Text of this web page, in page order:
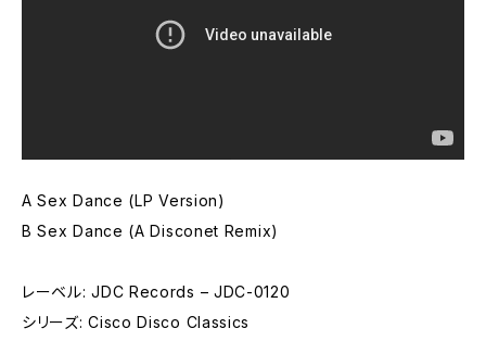
A Sex Dance (LP Version)
B Sex Dance (A Disconet Remix)
レーベル: JDC Records – JDC-0120
シリーズ: Cisco Disco Classics